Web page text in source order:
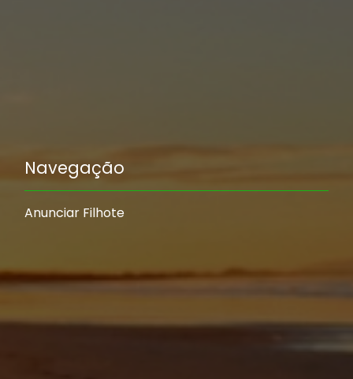
Navegação
Anunciar Filhote